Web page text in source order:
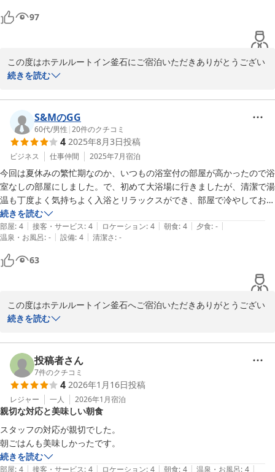
ご多用の所、ご寄稿いただきました事に重ねて感謝申し上げます。
厳しい寒さが続きますが、体調崩されませぬ様、ご自愛くださいま
せ。お客様の又のお越しをスタッフ一同、心よりお待ちしておりま
ホテルルートイン釜石　フロント　佐々木
2026-02-07
97
この度はホテルルートイン釜石にご宿泊いただきありがとうござい
ます。
お客様にご滞在をご満喫いただけたご様子、私どもも大変嬉しく思
います。今後もお客様に当ホテルをお選び頂けるよう快適なホテル
を目指し精進してまいります。
ぜひまた、釜石へお越しの際は、ルートイン釜石のご利用を心より
お待ちしております。
2025-09-15
続きを読む
S&MのGG
60代/男性 |20件のクチコミ
4 2025年8月3日投稿
ビジネス 仕事仲間 2025年7月宿泊
今回は夏休みの繁忙期なのか、いつもの浴室付の部屋が高かったので浴
室なしの部屋にしました。で、初めて大浴場に行きましたが、清潔で湯
温も丁度よく気持ちよく入浴とリラックスができ、部屋で冷やしておい
たビール等その他で美味しく水分補給できました。部屋も浴室が無いの
と洗面台が水撥ねしやすいのを除けば寛げる備品等で満足できました。
朝食バイキングで今回オレンジジュースが無かったのが残念でしたが白
桃カルピスがあったのでお子様連れには良いかも。
続きを読む
部屋: 4 | 接客・サービス: 4 | ロケーション: 4 | 朝食: 4 | 夕食: - |
温泉・お風呂: - | 設備: 4 | 清潔さ: -
63
この度はホテルルートイン釜石へご宿泊いただきありがとうござい
ます。
けたとのご投稿をいただき、大変嬉しく、拝読いたしました。
浴室のないお部屋にて、ご不便をおかけしたにも
かかわらず、ご満足いただけました事、
大変感謝申し上げます。
朝食バイキングでは、オレンジジュースは
日替わりで提供させていただいておりました為
日によっては、提供がない場合もございます。
大変申し訳ございません。
貴重なご意見をいただき、朝食メニューも
含めまして、参考にさせていただき、
続きを読む
投稿者さん
7件のクチコミ
4 2026年1月16日投稿
レジャー 一人 2026年1月宿泊
親切な対応と美味しい朝食
スタッフの対応が親切でした。
朝ごはんも美味しかったです。
続きを読む
部屋: 4 | 接客・サービス: 4 | ロケーション: 4 | 朝食: 4 | 温泉・お風呂: 4 |